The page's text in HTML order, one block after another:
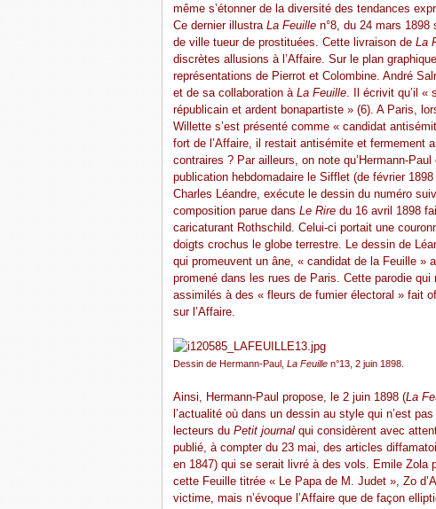
même s’étonner de la diversité des tendances
Ce dernier illustra La Feuille n°8, du 24 mars 1898
de ville tueur de prostituées. Cette livraison de La
discrètes allusions à l’Affaire. Sur le plan
représentations de Pierrot et Colombine. André
et de sa collaboration à La Feuille . Il écrivit qu’il
républicain et ardent bonapartiste » (6). A Paris,
Willette s’est présenté comme « candidat
fort de l’Affaire, il restait antisémite et fermement
contraires ? Par ailleurs, on note qu’Hermann-
publication hebdomadaire le Sifflet (de février 1898
Charles Léandre, exécute le dessin du numéro
composition parue dans Le Rire du 16 avril 1898
caricaturant Rothschild. Celui-ci portait une
doigts crochus le globe terrestre. Le dessin de
qui promeuvent un âne, « candidat de la Feuille »
promené dans les rues de Paris. Cette parodie
assimilés à des « fleurs de fumier électoral » fait
sur l’Affaire.
Dessin de Hermann-Paul, La Feuille n°13, 2 juin 1898.
Ainsi, Hermann-Paul propose, le 2 juin 1898 (La
l’actualité où dans un dessin au style qui n’est
lecteurs du Petit journal qui considèrent avec
publié, à compter du 23 mai, des articles
en 1847) qui se serait livré à des vols. Emile Zola
cette Feuille titrée « Le Papa de M. Judet », Zo
victime, mais n’évoque l’Affaire que de façon